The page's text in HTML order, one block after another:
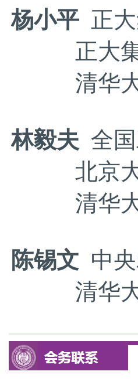
杨小平 正
正大集团
清华大学
林毅夫 全
北京大学
清华大学
陈锡文 中
清华大学